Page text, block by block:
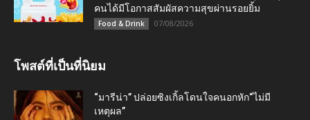
คนได้มีโอกาสสัมผัสความสุขผ่านรอยยิ้ม
Food & Drink 07/08/2026
โพสต์ที่เป็นที่นิยม
“มารีน่า” ปล่อยซิงเกิ้ลโดนใจคนอกหัก“ไม่มี
เหตุผล”